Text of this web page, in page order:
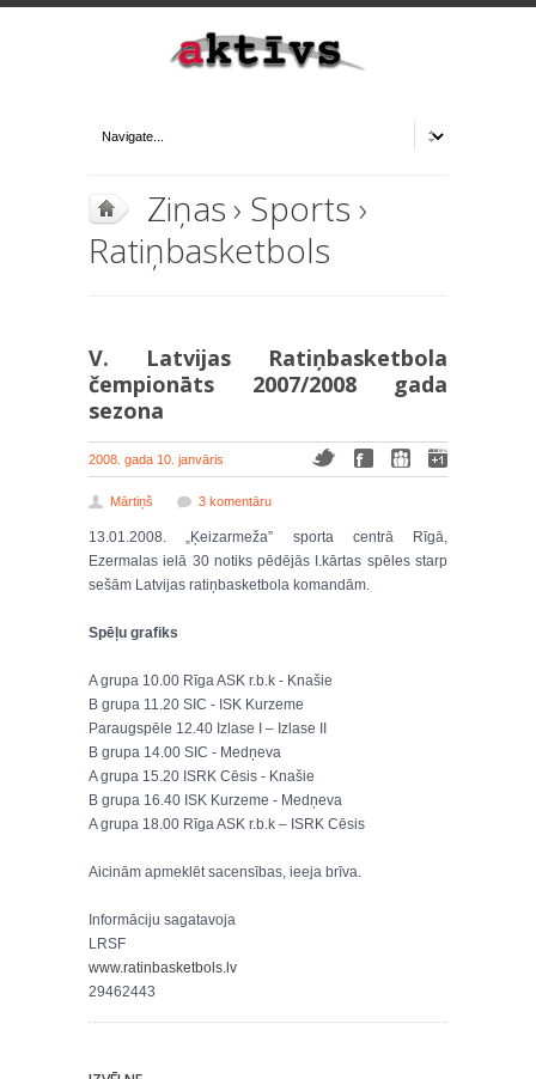
Ziņas› Sports ›
Ratiņbasketbols
V. Latvijas Ratiņbasketbola
čempionāts 2007/2008 gada
sezona
2008. gada 10. janvāris
Mārtiņš 3 komentāru
13.01.2008. „Ķeizarmeža” sporta centrā Rīgā,
Ezermalas ielā 30 notiks pēdējās I.kārtas spēles starp
sešām Latvijas ratiņbasketbola komandām.
Spēļu grafiks
A grupa 10.00 Rīga ASK r.b.k - Knašie
B grupa 11.20 SIC - ISK Kurzeme
Paraugspēle 12.40 Izlase I – Izlase II
B grupa 14.00 SIC - Medņeva
A grupa 15.20 ISRK Cēsis - Knašie
B grupa 16.40 ISK Kurzeme - Medņeva
A grupa 18.00 Rīga ASK r.b.k – ISRK Cēsis
Aicinām apmeklēt sacensības, ieeja brīva.
Informāciju sagatavoja
LRSF
www.ratinbasketbols.lv
29462443